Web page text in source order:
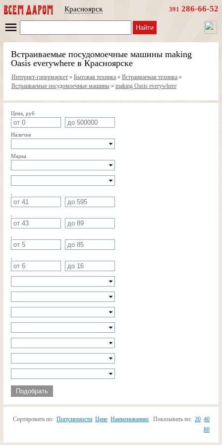
Красноярск 391 286-66-52
Найти
Встраиваемые посудомоечные машины making
Oasis everywhere в Красноярске
Интернет-гипермаркет» Бытовая техника» Встраиваемая техника»
Встраиваемые посудомоечные машины» making Oasis everywhere
Цена, руб
Наличие
Марка
Подобрать
Сортировать по: Популярности Цене Наименованию Показывать по: 20 40
80